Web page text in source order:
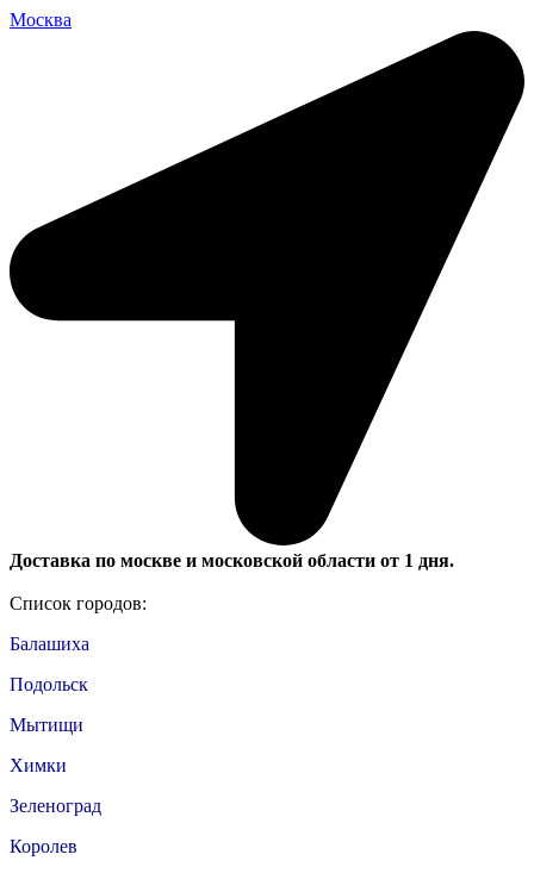
Москва
Доставка по москве и московской области от 1 дня.
Список городов:
Балашиха
Подольск
Мытищи
Химки
Зеленоград
Королев